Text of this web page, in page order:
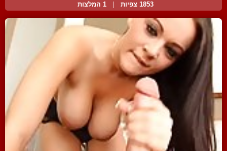
1853 צפיות 1 המלצות